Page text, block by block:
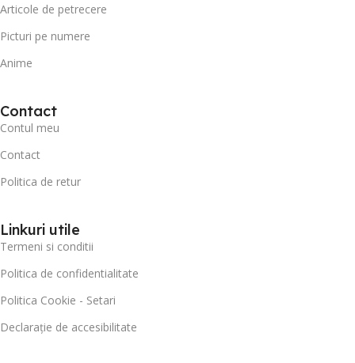
Articole de petrecere
Picturi pe numere
Anime
Contact
Contul meu
Contact
Politica de retur
Linkuri utile
Termeni si conditii
Politica de confidentialitate
Politica Cookie - Setari
Declarație de accesibilitate